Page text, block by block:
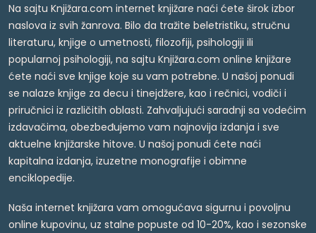
Na sajtu Knjižara.com internet knjižare naći ćete širok izbor
naslova iz svih žanrova. Bilo da tražite beletristiku, stručnu
literaturu, knjige o umetnosti, filozofiji, psihologiji ili
popularnoj psihologiji, na sajtu Knjižara.com online knjižare
ćete naći sve knjige koje su vam potrebne. U našoj ponudi
se nalaze knjige za decu i tinejdžere, kao i rečnici, vodiči i
priručnici iz različitih oblasti. Zahvaljujući saradnji sa vodećim
izdavačima, obezbeđujemo vam najnovija izdanja i sve
aktuelne knjižarske hitove. U našoj ponudi ćete naći
kapitalna izdanja, izuzetne monografije i obimne
enciklopedije.
Naša internet knjižara vam omogućava sigurnu i povoljnu
online kupovinu, uz stalne popuste od 10-20%, kao i sezonske